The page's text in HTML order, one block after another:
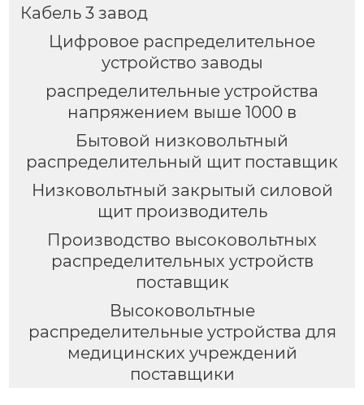
Кабель 3 завод
Цифровое распределительное
устройство заводы
распределительные устройства
напряжением выше 1000 в
Бытовой низковольтный
распределительный щит поставщик
Низковольтный закрытый силовой
щит производитель
Производство высоковольтных
распределительных устройств
поставщик
Высоковольтные
распределительные устройства для
медицинских учреждений
поставщики